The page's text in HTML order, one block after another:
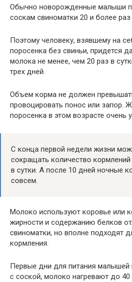
Обычно новорожденные малыши
соскам свиноматки 20 и более раз
Поэтому человеку, взявшему на
поросенка без свиньи, придется
молока не менее, чем 20 раз в
трех дней.
Объем корма не должен
провоцировать понос или запор.
поросенка в этом возрасте очень
С конца первой недели жизни
сокращать количество
в сутки. А после 10 дней ночные
совсем.
Молоко используют коровье или
жирности и содержанию белков
свиноматки, но вполне подходят
кормления.
Первые дни для питания малышей
с соской, молоко нагревают до